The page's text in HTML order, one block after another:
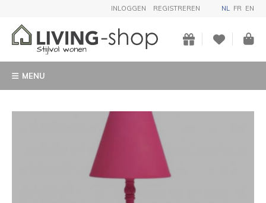
INLOGGEN REGISTREREN NL FR EN
MENU